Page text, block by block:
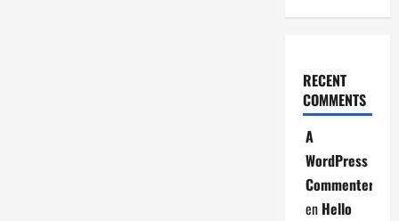
RECENT
COMMENTS
A
WordPress
Commenter
en Hello